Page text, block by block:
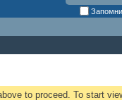
to proceed. To start